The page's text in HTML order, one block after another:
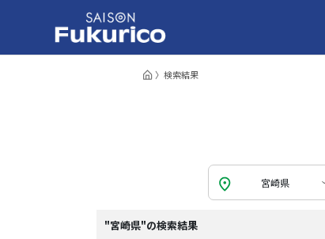
検索結果
宮崎県
"宮崎県"の検索結果